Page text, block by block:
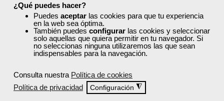
¿Qué puedes hacer?
Puedes aceptar las cookies para que tu experiencia
en la web sea óptima.
También puedes configurar las cookies y seleccionar
solo aquellas que quiera permitir en tu navegador. Si
no seleccionas ninguna utilizaremos las que sean
indispensables para la navegación.
Consulta nuestra Política de cookies
Política de privacidad
Configuración ◮
AULA VIRTUAL